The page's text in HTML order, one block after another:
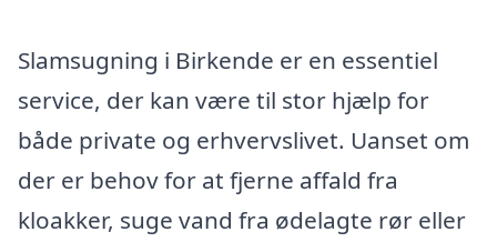
Slamsugning i Birkende er en essentiel
service, der kan være til stor hjælp for
både private og erhvervslivet. Uanset om
der er behov for at fjerne affald fra
kloakker, suge vand fra ødelagte rør eller